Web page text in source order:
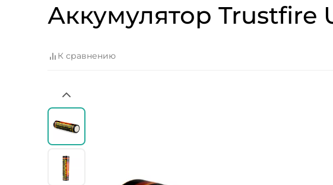
Аккумулятор Trustfire
К сравнению